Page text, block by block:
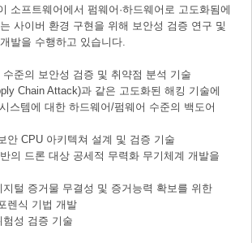
소프트웨어에서 펌웨어·하드웨어로 고도화됨에
사이버 환경 구현을 위해 보안성 검증 연구 및
발을 수행하고 있습니다.
준의 보안성 검증 및 취약점 분석 기술
Chain Attack)과 같은 고도화된 해킹 기술에
스템에 대한 하드웨어/펌웨어 수준의 백도어
안 CPU 아키텍쳐 설계 및 검증 기술
의 드론 대상 공세적 무력화 무기체계 개발을
털 증거물 무결성 및 증거능력 확보를 위한
렌식 기법 개발
성 검증 기술